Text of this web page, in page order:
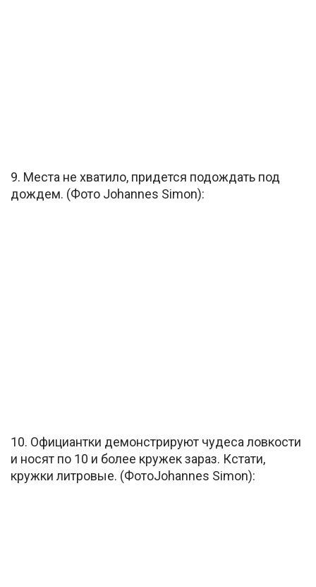
9. Места не хватило, придется подождать под
дождем. (Фото Johannes Simon):
10. Официантки демонстрируют чудеса ловкости
и носят по 10 и более кружек зараз. Кстати,
кружки литровые. (ФотоJohannes Simon):